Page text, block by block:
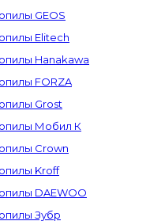
GEOS
Elitech
Hanakawa
FORZA
Grost
Мобил К
Crown
Kroff
DAEWOO
Зубр